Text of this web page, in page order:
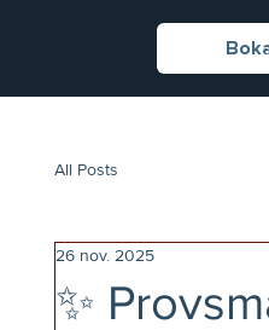
All Posts
✨
26 nov. 2025